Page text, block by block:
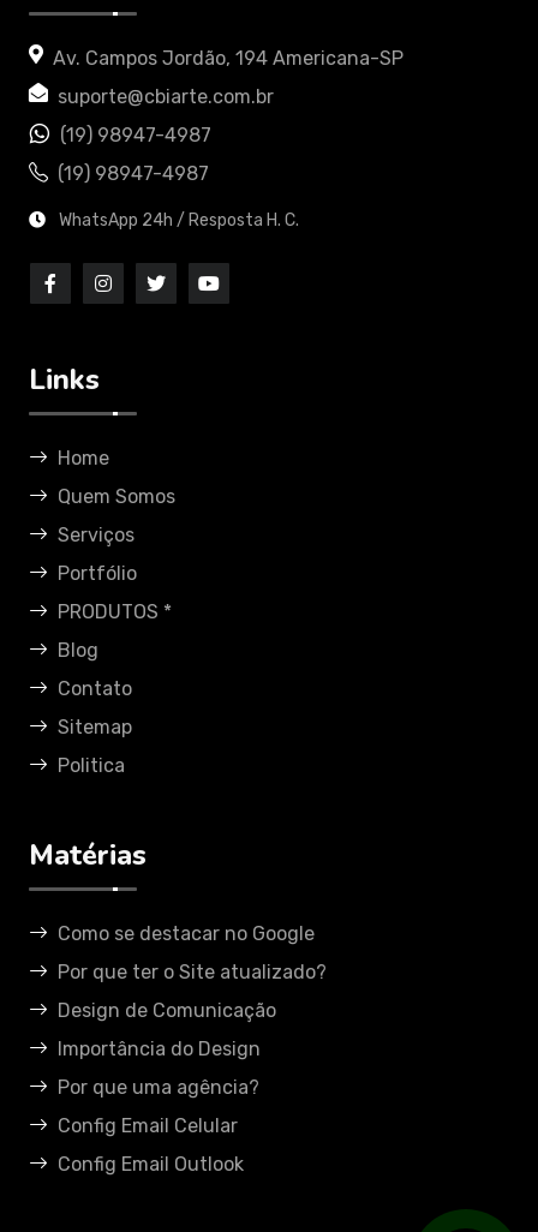
Av. Campos Jordão, 194 Americana-SP
suporte@cbiarte.com.br
(19) 98947-4987
(19) 98947-4987
WhatsApp 24h / Resposta H. C.
Links
Home
Quem Somos
Serviços
Portfólio
PRODUTOS *
Blog
Contato
Sitemap
Politica
Matérias
Como se destacar no Google
Por que ter o Site atualizado?
Design de Comunicação
Importância do Design
Por que uma agência?
Config Email Celular
Config Email Outlook